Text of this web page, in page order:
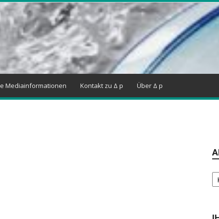
Mediainformationen Kontakt zu Δ p Über Δ p